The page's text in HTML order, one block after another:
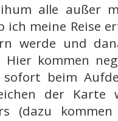
alle außer
ich meine Reise
werde und
Hier kommen
sofort beim
der Karte
(dazu